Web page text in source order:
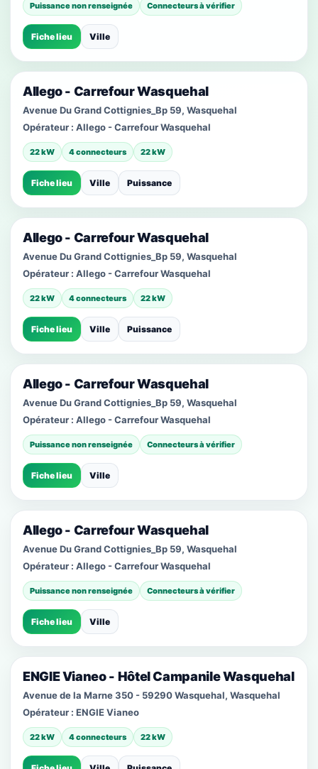
Puissance non renseignée Connecteurs à vérifier
Fiche lieu Ville
Allego - Carrefour Wasquehal
Avenue Du Grand Cottignies_Bp 59, Wasquehal
Opérateur : Allego - Carrefour Wasquehal
22 kW 4 connecteurs 22 kW
Fiche lieu Ville Puissance
Allego - Carrefour Wasquehal
Avenue Du Grand Cottignies_Bp 59, Wasquehal
Opérateur : Allego - Carrefour Wasquehal
22 kW 4 connecteurs 22 kW
Fiche lieu Ville Puissance
Allego - Carrefour Wasquehal
Avenue Du Grand Cottignies_Bp 59, Wasquehal
Opérateur : Allego - Carrefour Wasquehal
Puissance non renseignée Connecteurs à vérifier
Fiche lieu Ville
Allego - Carrefour Wasquehal
Avenue Du Grand Cottignies_Bp 59, Wasquehal
Opérateur : Allego - Carrefour Wasquehal
Puissance non renseignée Connecteurs à vérifier
Fiche lieu Ville
ENGIE Vianeo - Hôtel Campanile Wasquehal
Avenue de la Marne 350 - 59290 Wasquehal, Wasquehal
Opérateur : ENGIE Vianeo
22 kW 4 connecteurs 22 kW